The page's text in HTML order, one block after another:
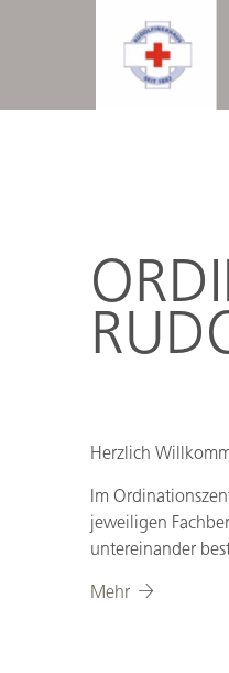
Herzlich
Im
jeweiligen
untereinander
Mehr